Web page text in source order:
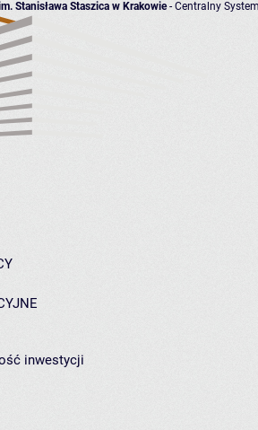
Stanisława Staszica w Krakowie- Centralny
inwestycji